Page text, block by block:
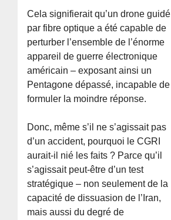
Cela signifierait qu’un drone guidé
par fibre optique a été capable de
perturber l’ensemble de l’énorme
appareil de guerre électronique
américain – exposant ainsi un
Pentagone dépassé, incapable de
formuler la moindre réponse.
Donc, même s’il ne s’agissait pas
d’un accident, pourquoi le CGRI
aurait-il nié les faits ? Parce qu’il
s’agissait peut-être d’un test
stratégique – non seulement de la
capacité de dissuasion de l’Iran,
mais aussi du degré de